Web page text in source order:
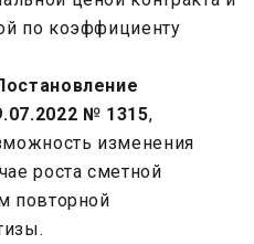
по коэффициенту
№ 1315,
изменения
роста сметной
повторной